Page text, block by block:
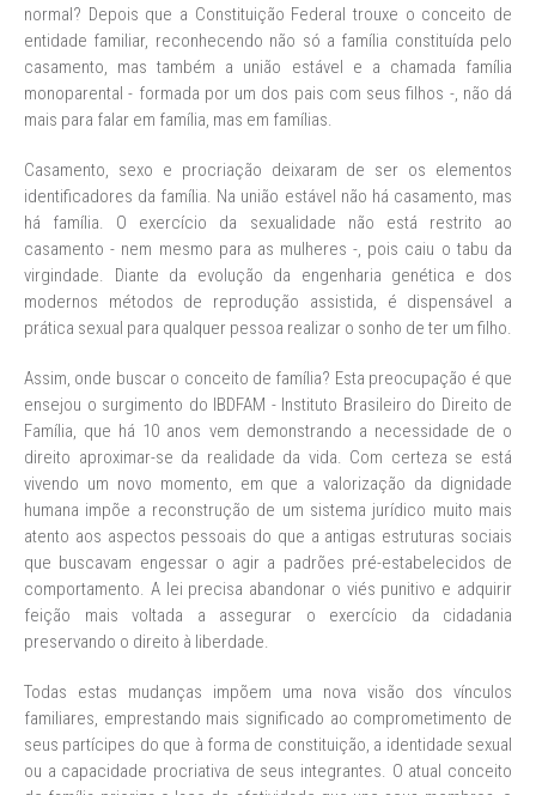
normal? Depois que a Constituição Federal trouxe o conceito de
entidade familiar, reconhecendo não só a família constituída pelo
casamento, mas também a união estável e a chamada família
monoparental - formada por um dos pais com seus filhos -, não dá
mais para falar em família, mas em famílias.
Casamento, sexo e procriação deixaram de ser os elementos
identificadores da família. Na união estável não há casamento, mas
há família. O exercício da sexualidade não está restrito ao
casamento - nem mesmo para as mulheres -, pois caiu o tabu da
virgindade. Diante da evolução da engenharia genética e dos
modernos métodos de reprodução assistida, é dispensável a
prática sexual para qualquer pessoa realizar o sonho de ter um filho.
Assim, onde buscar o conceito de família? Esta preocupação é que
ensejou o surgimento do IBDFAM - Instituto Brasileiro do Direito de
Família, que há 10 anos vem demonstrando a necessidade de o
direito aproximar-se da realidade da vida. Com certeza se está
vivendo um novo momento, em que a valorização da dignidade
humana impõe a reconstrução de um sistema jurídico muito mais
atento aos aspectos pessoais do que a antigas estruturas sociais
que buscavam engessar o agir a padrões pré-estabelecidos de
comportamento. A lei precisa abandonar o viés punitivo e adquirir
feição mais voltada a assegurar o exercício da cidadania
preservando o direito à liberdade.
Todas estas mudanças impõem uma nova visão dos vínculos
familiares, emprestando mais significado ao comprometimento de
seus partícipes do que à forma de constituição, a identidade sexual
ou a capacidade procriativa de seus integrantes. O atual conceito